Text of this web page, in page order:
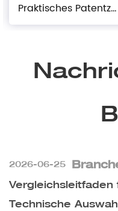
Praktisches Patentzertifikat
2026-06-25
Vergleichsleitfaden
Technische